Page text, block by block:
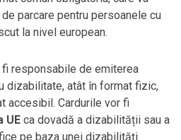
parcare pentru persoanele cu
la nivel european.
responsabile de emiterea
dizabilitate, atât în format fizic,
accesibil. Cardurile vor fi
UE ca dovadă a dizabilității sau a
pe baza unei dizabilități.